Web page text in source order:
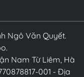
Ngô Văn Quyết.
Nam Từ Liêm, Hà
001 - Địa